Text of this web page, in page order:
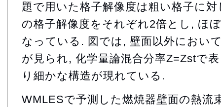
題で用いた格子解像度は粗い格子に
の格子解像度をそれぞれ2倍とし, ほ
なっている. 図では, 壁面以外におい
が見られ, 化学量論混合分率Z=Zstで
り細かな構造が現れている.
WMLESで予測した燃焼器壁面の熱流